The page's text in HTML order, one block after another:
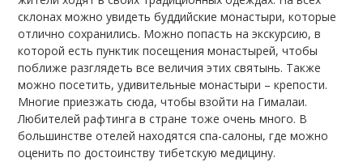
склонах можно увидеть буддийские монастыри, которые
отлично сохранились. Можно попасть на экскурсию, в
которой есть пунктик посещения монастырей, чтобы
поближе разглядеть все величия этих святынь. Также
можно посетить, удивительные монастыри – крепости.
Многие приезжать сюда, чтобы взойти на Гималаи.
Любителей рафтинга в стране тоже очень много. В
большинстве отелей находятся спа-салоны, где можно
оценить по достоинству тибетскую медицину.